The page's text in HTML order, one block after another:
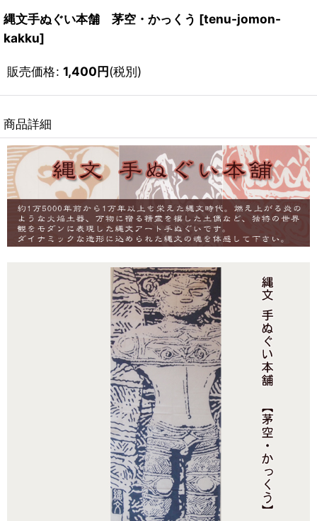
縄文手ぬぐい本舗 茅空・かっくう [tenu-jomon-
kakku]
販売価格: 1,400円(税別)
商品詳細